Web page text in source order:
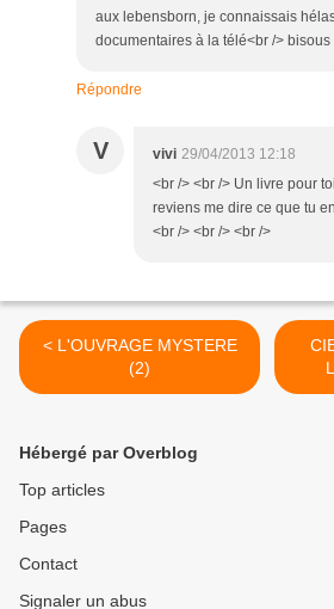
aux lebensborn, je connaissais
documentaires à la télé<br />
Répondre
V vivi 29/04/2013 12:18
<br /> <br /> Un livre pour
reviens me dire ce que tu
<br /> <br /> <br />
< L'OUVRAGE MYSTERE
(2)
Hébergé par Overblog
Top articles
Pages
Contact
Signaler un abus